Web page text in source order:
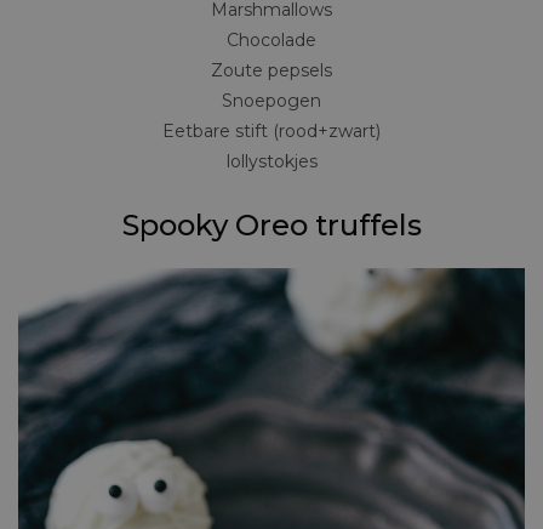
Marshmallows
Chocolade
Zoute pepsels
Snoepogen
Eetbare stift (rood+zwart)
lollystokjes
Spooky Oreo truffels